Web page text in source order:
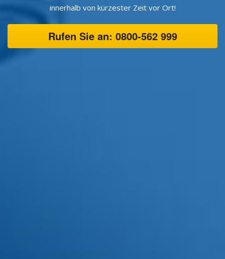
innerhalb von kürzester Zeit vor Ort!
Rufen Sie an: 0800-562 999